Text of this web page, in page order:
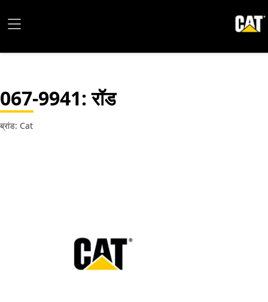
067-9941: रॉड
ब्रांड: Cat